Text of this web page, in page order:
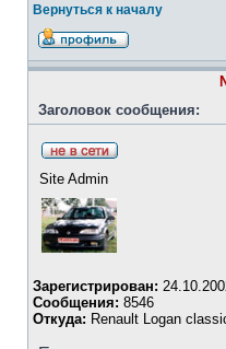
Вернуться к началу
Заголовок сообщения:
Site Admin
Зарегистрирован:
Сообщения: 8546
Откуда: Renault Logan